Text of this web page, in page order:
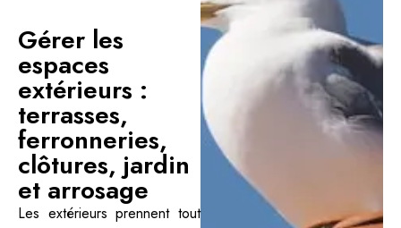
Gérer les
espaces
extérieurs :
terrasses,
ferronneries,
clôtures, jardin
et arrosage
Les extérieurs prennent tout